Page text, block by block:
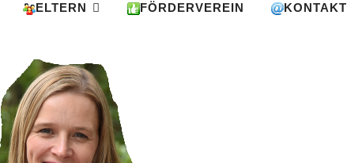
ELTERN FÖRDERVEREIN KONTAKT